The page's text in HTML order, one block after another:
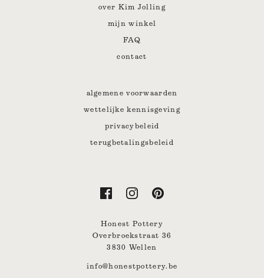
over Kim Jolling
mijn winkel
FAQ
contact
algemene voorwaarden
wettelijke kennisgeving
privacybeleid
terugbetalingsbeleid
Honest Pottery
Overbroekstraat 36
3830 Wellen
info@honestpottery.be